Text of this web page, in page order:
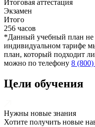
Итоговая аттестация
Экзамен
Итого
256 часов
*Данный учебный план не
индивидуальном тарифе
план, который подходит
можно по телефону 8
Цели обучения
Нужны новые знания
Хотите получить новые